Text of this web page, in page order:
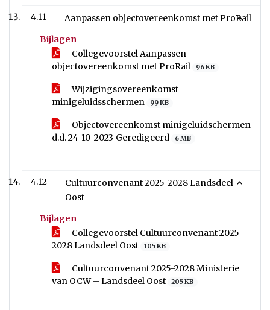
4.11
Aanpassen objectovereenkomst met ProRail
Bijlagen
Collegevoorstel Aanpassen
objectovereenkomst met ProRail
96 KB
Wijzigingsovereenkomst
minigeluidsschermen
99 KB
Objectovereenkomst minigeluidschermen
d.d. 24-10-2023_Geredigeerd
6 MB
4.12
Cultuurconvenant 2025-2028 Landsdeel
Oost
Bijlagen
Collegevoorstel Cultuurconvenant 2025-
2028 Landsdeel Oost
105 KB
Cultuurconvenant 2025-2028 Ministerie
van OCW – Landsdeel Oost
205 KB